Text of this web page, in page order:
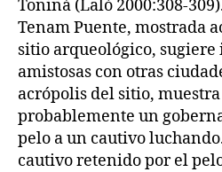
Toniná (Laló 2000:308-
Tenam Puente, mostrada
sitio arqueológico,
amistosas con otras
acrópolis del sitio,
probablemente un
pelo a un cautivo
cautivo retenido por el